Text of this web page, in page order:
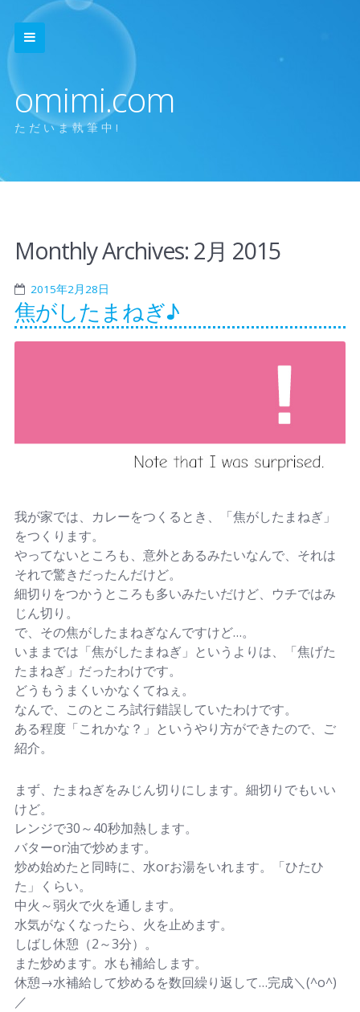
omimi.com
ただいま執筆中!
Monthly Archives: 2月 2015
2015年2月28日
焦がしたまねぎ♪
我が家では、カレーをつくるとき、「焦がしたまねぎ」
をつくります。
やってないところも、意外とあるみたいなんで、それは
それで驚きだったんだけど。
細切りをつかうところも多いみたいだけど、ウチではみ
じん切り。
で、その焦がしたまねぎなんですけど…。
いままでは「焦がしたまねぎ」というよりは、「焦げた
たまねぎ」だったわけです。
どうもうまくいかなくてねぇ。
なんで、このところ試行錯誤していたわけです。
ある程度「これかな？」というやり方ができたので、ご
紹介。
まず、たまねぎをみじん切りにします。細切りでもいい
けど。
レンジで30～40秒加熱します。
バターor油で炒めます。
炒め始めたと同時に、水orお湯をいれます。「ひたひ
た」くらい。
中火～弱火で火を通します。
水気がなくなったら、火を止めます。
しばし休憩（2～3分）。
また炒めます。水も補給します。
休憩→水補給して炒めるを数回繰り返して…完成＼(^o^)
／